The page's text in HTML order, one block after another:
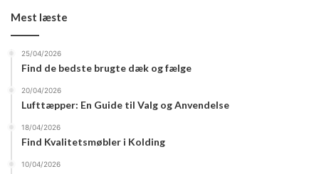
ikke at betyde noget, at virksomheden ikke ligger helt
benytte sig af leveringsmulighederne.
Bestil allerede med det samme
Vil man ind og bestille allerede med det samme. Så kan
man bruge det link, som man finder øverst i denne artikel
som sagt. Så kan man allerede nu få styr på menuen til
Mest læste
25/04/2026
Find de bedste brugte dæk og fælge
20/04/2026
Lufttæpper: En Guide til Valg og Anvendelse
18/04/2026
Find Kvalitetsmøbler i Kolding
10/04/2026